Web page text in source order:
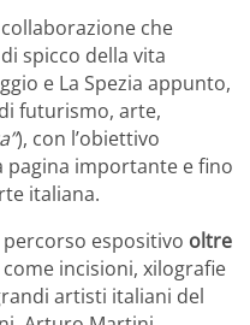
che
spicco della vita
e La Spezia appunto,
futurismo, arte,
), con l’obiettivo
pagina importante e fino
italiana.
espositivo oltre
incisioni, xilografie
artisti italiani del